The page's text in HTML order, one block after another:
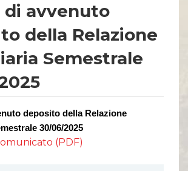
Governance
societari
intermedie
Assemblee
Comunicati Stampa
di avvenuto
della Relazione
Semestrale
deposito della Relazione
30/06/2025
(PDF)